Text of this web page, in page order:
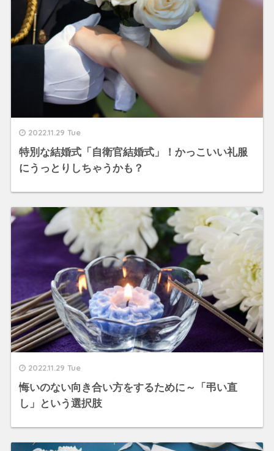
2022.11.29 Tue
特別な結婚式「自衛官結婚式」！かっこいい礼服
にうっとりしちゃうかも？
2022.11.29 Tue
悔いのない向き合い方をするために～「弔い直
し」という選択肢